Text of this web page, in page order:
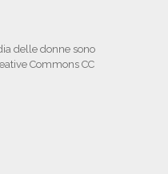
delle donne sono
Commons CC